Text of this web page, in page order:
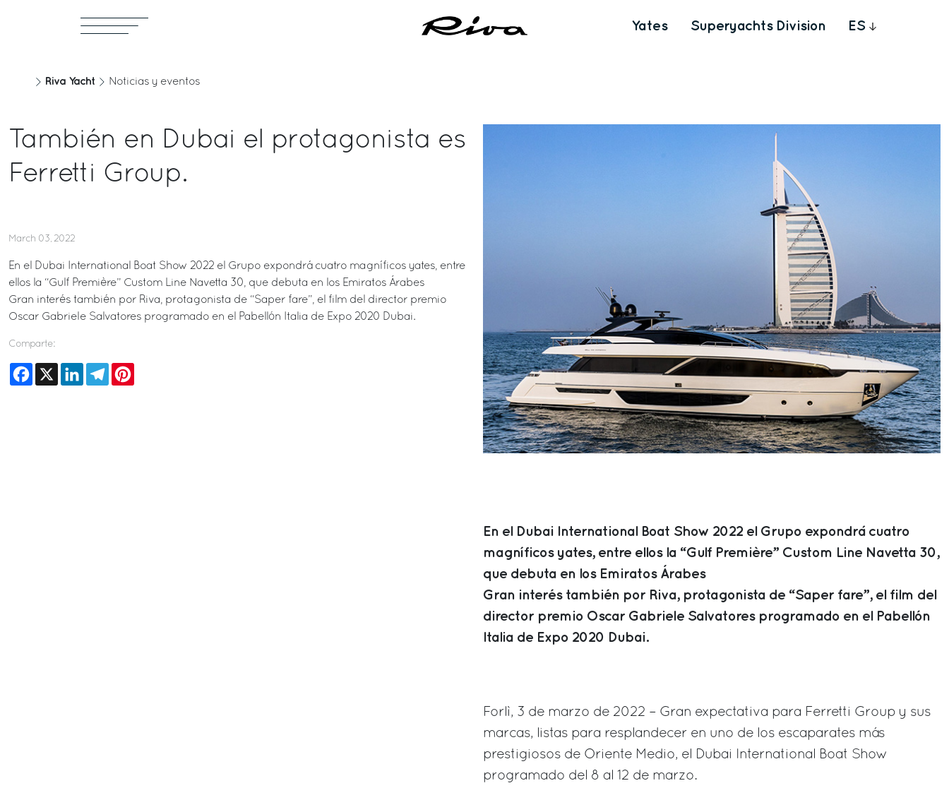
Yates Superyachts Division ES
Riva Yacht Noticias y eventos
También en Dubai el protagonista es
Ferretti Group.
March 03, 2022
En el Dubai International Boat Show 2022 el Grupo expondrá cuatro magníficos yates, entre
ellos la “Gulf Première” Custom Line Navetta 30, que debuta en los Emiratos Árabes
Gran interés también por Riva, protagonista de “Saper fare”, el film del director premio
Oscar Gabriele Salvatores programado en el Pabellón Italia de Expo 2020 Dubai.
Comparte:
Facebook
X LinkedInTelegram
En el Dubai International Boat Show 2022 el Grupo expondrá cuatro
magníficos yates, entre ellos la “Gulf Première” Custom Line Navetta 30,
que debuta en los Emiratos Árabes
Gran interés también por Riva, protagonista de “Saper fare”, el film del
director premio Oscar Gabriele Salvatores programado en el Pabellón
Italia de Expo 2020 Dubai.
Forlì, 3 de marzo de 2022 – Gran expectativa para Ferretti Group y sus
marcas, listas para resplandecer en uno de los escaparates más
prestigiosos de Oriente Medio, el Dubai International Boat Show
programado del 8 al 12 de marzo.